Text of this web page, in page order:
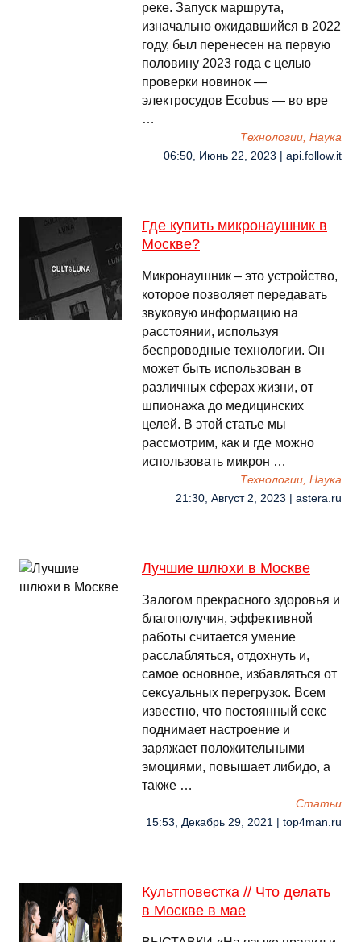
реке. Запуск маршрута,
изначально ожидавшийся в 2022
году, был перенесен на первую
половину 2023 года с целью
проверки новинок —
электросудов Ecobus — во вре
…
Технологии, Наука
06:50, Июнь 22, 2023 | api.follow.it
Где купить микронаушник в
Москве?
Микронаушник – это устройство,
которое позволяет передавать
звуковую информацию на
расстоянии, используя
беспроводные технологии. Он
может быть использован в
различных сферах жизни, от
шпионажа до медицинских
целей. В этой статье мы
рассмотрим, как и где можно
использовать микрон …
Технологии, Наука
21:30, Август 2, 2023 | astera.ru
Лучшие шлюхи в Москве
Залогом прекрасного здоровья и
благополучия, эффективной
работы считается умение
расслабляться, отдохнуть и,
самое основное, избавляться от
сексуальных перегрузок. Всем
известно, что постоянный секс
поднимает настроение и
заряжает положительными
эмоциями, повышает либидо, а
также …
Cтатьи
15:53, Декабрь 29, 2021 | top4man.ru
Культповестка // Что делать
в Москве в мае